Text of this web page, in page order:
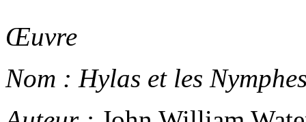
Œuvre
Nom : Hylas et les